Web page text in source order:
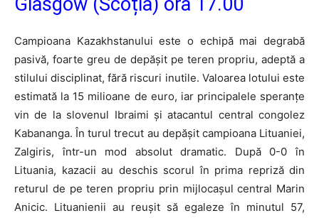
Campioana Kazakhstanului este o echipă mai degrabă
pasivă, foarte greu de depășit pe teren propriu, adeptă a
stilului disciplinat, fără riscuri inutile. Valoarea lotului este
estimată la 15 milioane de euro, iar principalele speranțe
vin de la slovenul Ibraimi și atacantul central congolez
Kabananga. În turul trecut au depășit campioana Lituaniei,
Zalgiris, într-un mod absolut dramatic. După 0-0 în
Lituania, kazacii au deschis scorul în prima repriză din
returul de pe teren propriu prin mijlocașul central Marin
Anicic. Lituanienii au reușit să egaleze în minutul 57,